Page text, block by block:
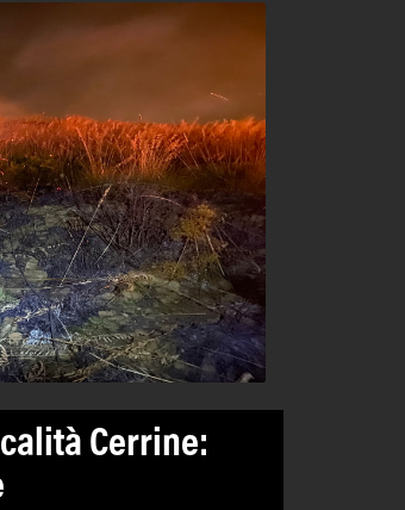
Cerrine: